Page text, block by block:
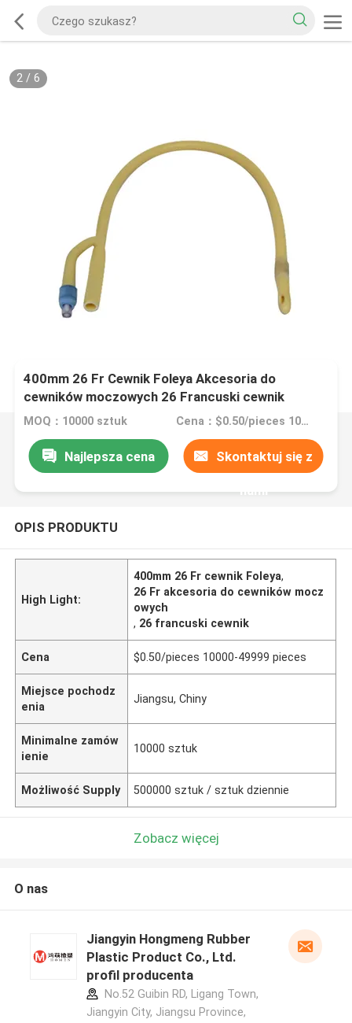
2/ 6
400mm 26 Fr Cewnik Foleya Akcesoria do
cewników moczowych 26 Francuski cewnik
MOQ：10000 sztuk Cena：$0.50/pieces 10000-49999 pieces
Najlepsza cena Skontaktuj się z
nami
OPIS PRODUKTU
High Light:
400mm 26 Fr cewnik Foleya,
26 Fr akcesoria do cewników mocz
owych
, 26 francuski cewnik
Cena $0.50/pieces 10000-49999 pieces
Miejsce pochodz
enia
Jiangsu, Chiny
Minimalne zamów
ienie
10000 sztuk
Możliwość Supply 500000 sztuk / sztuk dziennie
Zobacz więcej
O nas
Jiangyin Hongmeng Rubber
Plastic Product Co., Ltd.
profil producenta
No.52 Guibin RD, Ligang Town,
Jiangyin City, Jiangsu Province,